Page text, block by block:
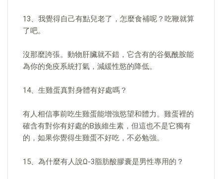
13、我覺得自己有點兒老了，怎麼食補呢？吃鞭就算
了吧。
沒那麼誇張。動物肝臟就不錯，它含有的谷氨酰胺能
為你的免疫系統打氣，減緩性慾的降低。
14、生雞蛋真對身體有好處嗎？
有人相信事前吃生雞蛋能增強慾望和體力。雞蛋裡的
確含有對你有好處的B族維生素，但這也不是它獨有
的，如果你覺得生雞蛋不好吃，不必勉強。
15、為什麼有人說Ω-3脂肪酸膠囊是男性專用的？